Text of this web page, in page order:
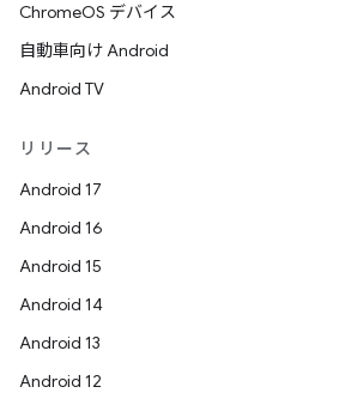
ChromeOS デバイス
自動車向け Android
Android TV
リリース
Android 17
Android 16
Android 15
Android 14
Android 13
Android 12